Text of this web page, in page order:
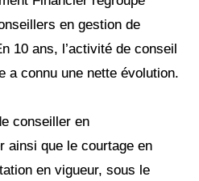
en gestion de
10 ans, l’activité de conseil
a connu une nette évolution.
conseiller en
ainsi que le courtage en
en vigueur, sous le